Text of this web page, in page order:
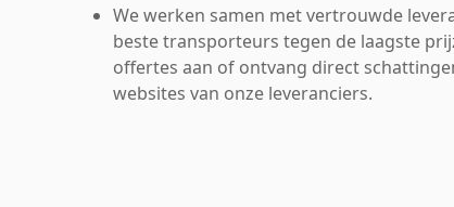
We werken samen met vertrouwde
beste transporteurs tegen de laagste
offertes aan of ontvang direct
websites van onze leveranciers.